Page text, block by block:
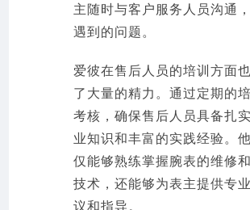
主随时与客户服务人员沟通
遇到的问题。
爱彼在售后人员的培训方面
了大量的精力。通过定期的
考核，确保售后人员具备扎
业知识和丰富的实践经验。
仅能够熟练掌握腕表的维修
技术，还能够为表主提供专
议和指导。